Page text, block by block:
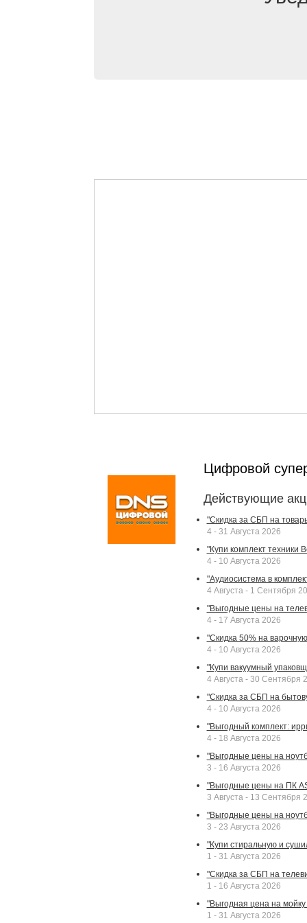
Цифровой
Действующие
"Скидка за СБП на
4 - 31 Августа 2026
"Купи комплект техники
4 - 10 Августа 2026
"Аудиосистема в
4 Августа - 1 Сентября
"Выгодные цены на
4 - 17 Августа 2026
"Скидка 50% на
4 - 10 Августа 2026
"Купи вакуумный
4 Августа - 30 Сентября
"Скидка за СБП на
4 - 10 Августа 2026
"Выгодный комплект:
4 - 18 Августа 2026
"Выгодные цены на
3 - 16 Августа 2026
"Выгодные цены на ПК
3 Августа - 13 Сентября
"Выгодные цены на
3 - 23 Августа 2026
"Купи стиральную и
1 - 31 Августа 2026
"Скидка за СБП на
1 - 16 Августа 2026
"Выгодная цена на
1 - 31 Августа 2026